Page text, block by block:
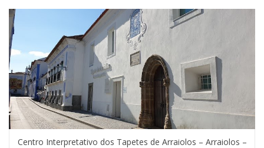
Centro Interpretativo dos Tapetes de Arraiolos – Arraiolos –